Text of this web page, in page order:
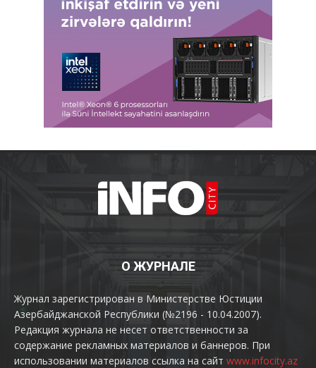
О ЖУРНАЛЕ
Журнал зарегистрирован в Министерстве Юстиции
Азербайджанской Республики (№2196 - 10.04.2007).
Редакция журнала не несет ответственности за
содержание рекламных материалов и баннеров. При
использовании материалов ссылка на сайт www.infocity.az